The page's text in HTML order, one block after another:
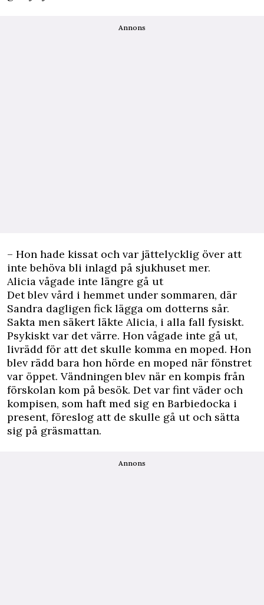
Annons
– Hon hade kissat och var jättelycklig över att
inte behöva bli inlagd på sjukhuset mer.
Alicia vågade inte längre gå ut
Det blev vård i hemmet under sommaren, där
Sandra dagligen fick lägga om dotterns sår.
Sakta men säkert läkte Alicia, i alla fall fysiskt.
Psykiskt var det värre. Hon vågade inte gå ut,
livrädd för att det skulle komma en moped. Hon
blev rädd bara hon hörde en moped när fönstret
var öppet. Vändningen blev när en kompis från
förskolan kom på besök. Det var fint väder och
kompisen, som haft med sig en Barbiedocka i
present, föreslog att de skulle gå ut och sätta
sig på gräsmattan.
Annons